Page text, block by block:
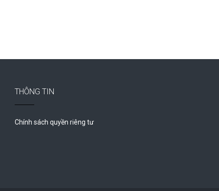
THÔNG TIN
Chính sách quyền riêng tư